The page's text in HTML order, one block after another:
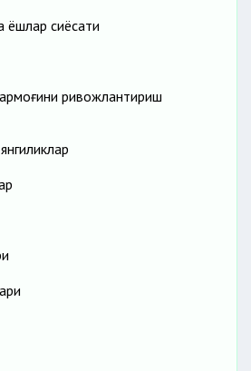
ёшлар сиёсати
ривожлантириш